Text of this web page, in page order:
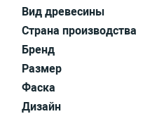
Вид древесины
Страна производства
Бренд
Размер
Фаска
Дизайн